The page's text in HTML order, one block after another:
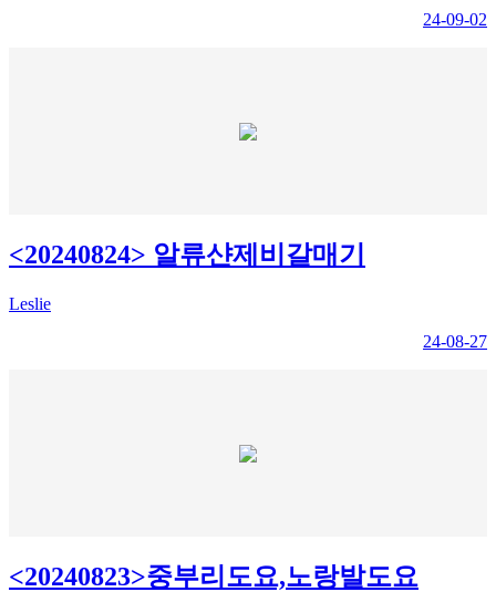
24-09-02
<20240824> 알류샨제비갈매기
Leslie
24-08-27
<20240823>중부리도요,노랑발도요